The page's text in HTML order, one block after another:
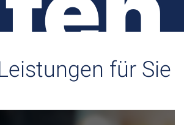
für Sie